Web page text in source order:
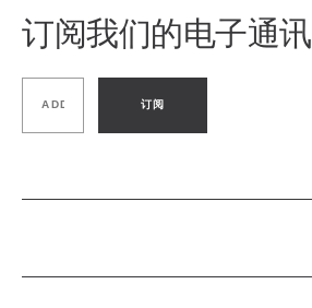
订阅我们的电子通讯
订阅